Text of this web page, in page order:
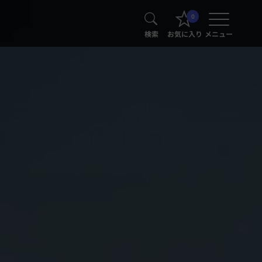
検索
0
お気に入り メニュー